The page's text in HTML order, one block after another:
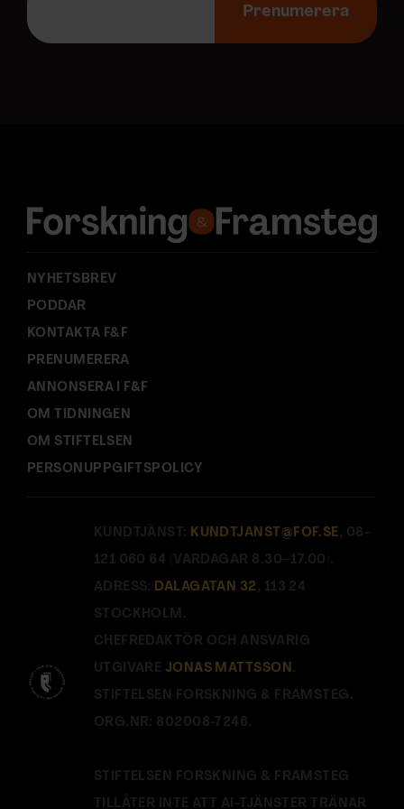
KUNSKAP BASERAD PÅ VETENSKAP
Prenumerera på
Forskning & Framsteg!
evenemang
Beställ i dag!
p
s
:
Prenumerera
NYHETSBREV
PODDAR
KONTAKTA F&F
PRENUMERERA
ANNONSERA I F&F
OM TIDNINGEN
OM STIFTELSEN
PERSONUPPGIFTSPOLICY
KUNDTJÄNST: KUNDTJANST@FOF.SE , 08-
121 060 64 (VARDAGAR 8.30–17.00).
ADRESS: DALAGATAN 32 , 113 24
STOCKHOLM.
CHEFREDAKTÖR OCH ANSVARIG
UTGIVARE JONAS MATTSSON .
STIFTELSEN FORSKNING & FRAMSTEG.
ORG.NR: 802008-7246.
STIFTELSEN FORSKNING & FRAMSTEG
TILLÅTER INTE ATT AI-TJÄNSTER TRÄNAR